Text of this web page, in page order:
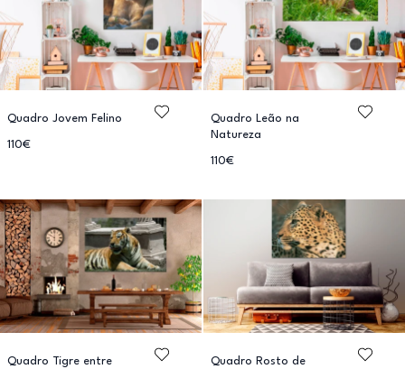
Quadro Jovem Felino
110€
Quadro Leão na
Natureza
110€
Quadro Tigre entre
Quadro Rosto de